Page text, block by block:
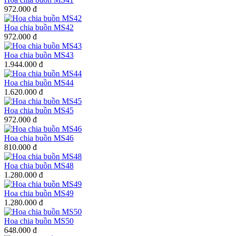
972.000 đ
Hoa chia buồn MS42
972.000 đ
Hoa chia buồn MS43
1.944.000 đ
Hoa chia buồn MS44
1.620.000 đ
Hoa chia buồn MS45
972.000 đ
Hoa chia buồn MS46
810.000 đ
Hoa chia buồn MS48
1.280.000 đ
Hoa chia buồn MS49
1.280.000 đ
Hoa chia buồn MS50
648.000 đ